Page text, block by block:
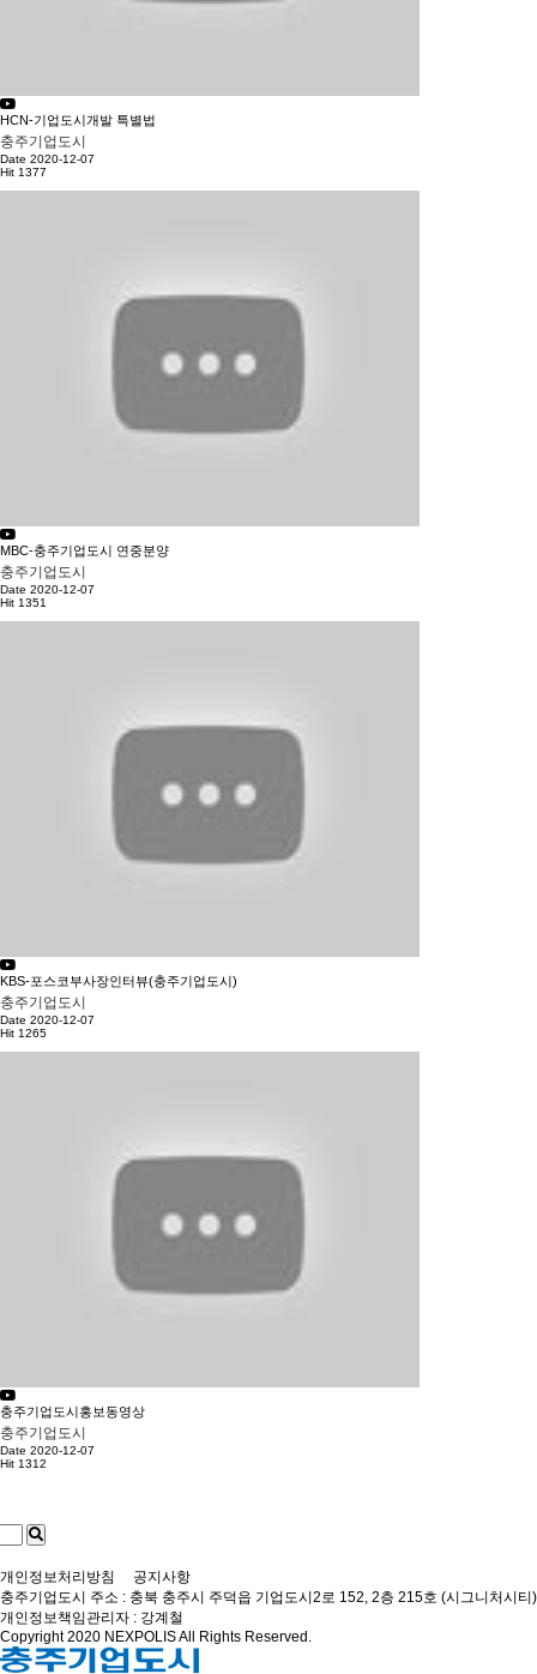
HCN-기업도시개발 특별법
충주기업도시
Date 2020-12-07
Hit 1377
MBC-충주기업도시 연중분양
충주기업도시
Date 2020-12-07
Hit 1351
KBS-포스코부사장인터뷰(충주기업도시)
충주기업도시
Date 2020-12-07
Hit 1265
충주기업도시홍보동영상
충주기업도시
Date 2020-12-07
Hit 1312
개인정보처리방침
공지사항
충주기업도시
주소 : 충북 충주시 주덕읍 기업도시2로 152, 2층 215호 (시그니처시티)
개인정보책임관리자 : 강계철
Copyright 2020 NEXPOLIS All Rights Reserved.